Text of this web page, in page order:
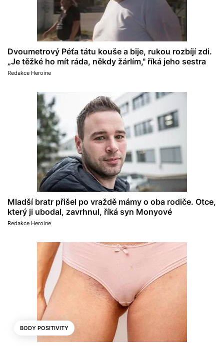
Dvoumetrový Péťa tátu kouše a bije, rukou rozbíjí zdi.
„Je těžké ho mít ráda, někdy žárlím," říká jeho sestra
Redakce Heroine
Mladší bratr přišel po vraždě mámy o oba rodiče. Otce,
který ji ubodal, zavrhnul, říká syn Monyové
Redakce Heroine
BODY POSITIVITY